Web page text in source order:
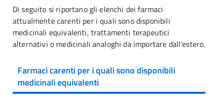
Di seguito si riportano gli elenchi dei farmaci
attualmente carenti per i quali sono disponibili
medicinali equivalenti, trattamenti terapeutici
alternativi o medicinali analoghi da importare dall’estero.
Farmaci carenti per i quali sono disponibili
medicinali equivalenti